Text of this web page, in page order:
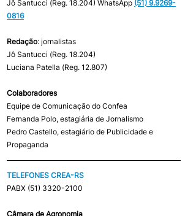
Jô Santucci (Reg. 18.204) WhatsApp (51) 9.9269-
0816
Redação: jornalistas
Jô Santucci (Reg. 18.204)
Luciana Patella (Reg. 12.807)
Colaboradores
Equipe de Comunicação do Confea
Fernanda Polo, estagiária de Jornalismo
Pedro Castello, estagiário de Publicidade e
Propaganda
TELEFONES CREA-RS
PABX (51) 3320-2100
Câmara de Agronomia